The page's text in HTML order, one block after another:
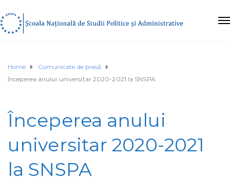
Home
Comunicate de presă
Începerea anului universitar 2020-2021 la SNSPA
Începerea anului
universitar 2020-2021
la SNSPA